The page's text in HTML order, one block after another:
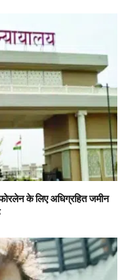
के लिए अधिग्रहित जमीन